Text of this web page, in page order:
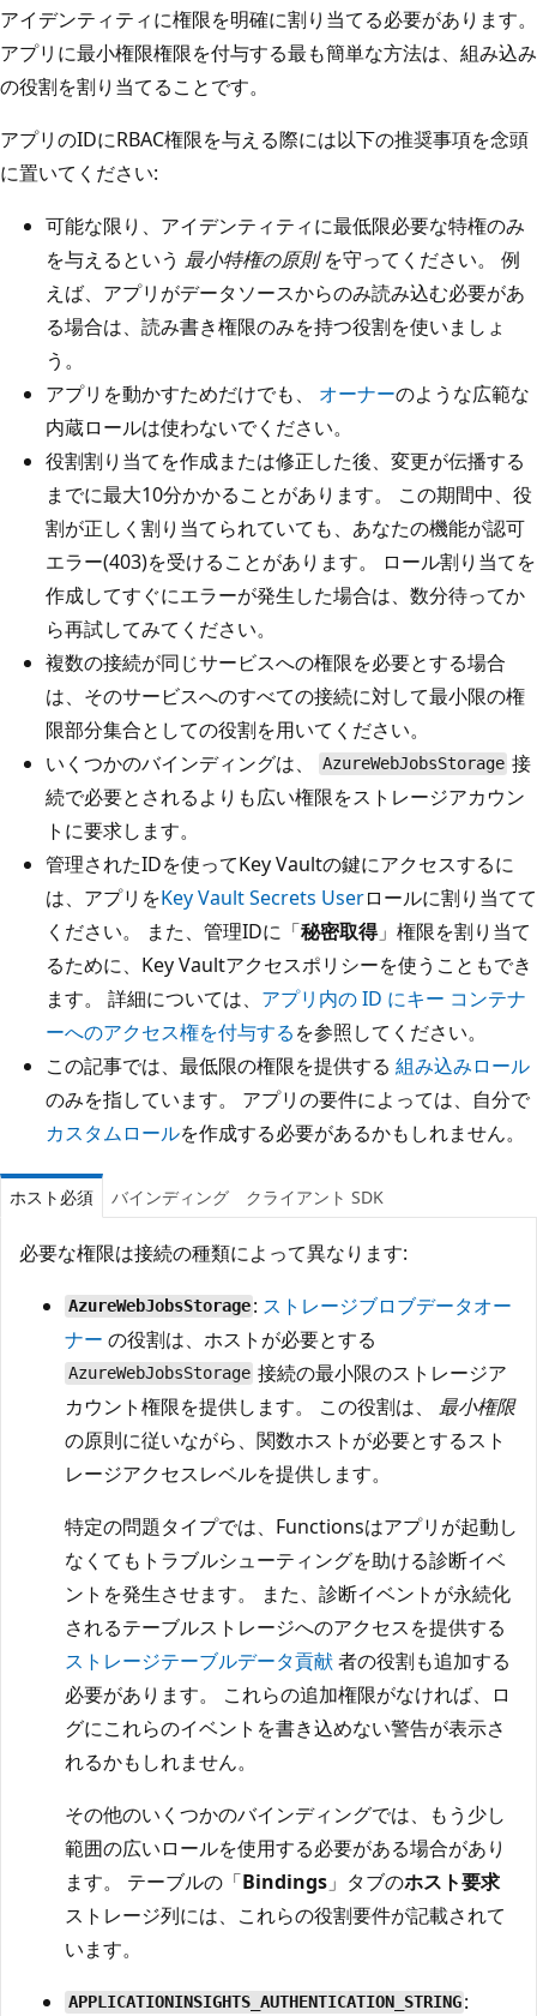
アイデンティティに権限を明確に割り当てる必要があります。
アプリに最小権限権限を付与する最も簡単な方法は、組み込み
の役割を割り当てることです。
アプリのIDにRBAC権限を与える際には以下の推奨事項を念頭
に置いてください:
可能な限り、アイデンティティに最低限必要な特権のみ
を与えるという 最小特権の原則を守ってください。 例
えば、アプリがデータソースからのみ読み込む必要があ
る場合は、読み書き権限のみを持つ役割を使いましょ
う。
アプリを動かすためだけでも、 オーナーのような広範な
内蔵ロールは使わないでください。
役割割り当てを作成または修正した後、変更が伝播する
までに最大10分かかることがあります。 この期間中、役
割が正しく割り当てられていても、あなたの機能が認可
エラー(403)を受けることがあります。 ロール割り当てを
作成してすぐにエラーが発生した場合は、数分待ってか
ら再試してみてください。
複数の接続が同じサービスへの権限を必要とする場合
は、そのサービスへのすべての接続に対して最小限の権
限部分集合としての役割を用いてください。
いくつかのバインディングは、
AzureWebJobsStorage 接
続で必要とされるよりも広い権限をストレージアカウン
トに要求します。
管理されたIDを使ってKey Vaultの鍵にアクセスするに
は、アプリをKey Vault Secrets Userロールに割り当てて
ください。 また、管理IDに「秘密取得」権限を割り当て
るために、Key Vaultアクセスポリシーを使うこともでき
ます。 詳細については、 アプリ内の ID にキー コンテナ
ーへのアクセス権を付与するを参照してください。
この記事では、最低限の権限を提供する 組み込みロール
のみを指しています。 アプリの要件によっては、自分で
カスタムロールを作成する必要があるかもしれません。
ホスト必須 バインディング クライアント SDK
必要な権限は接続の種類によって異なります:
AzureWebJobsStorage : ストレージブロブデータオー
ナー の役割は、ホストが必要とする
AzureWebJobsStorage 接続の最小限のストレージア
カウント権限を提供します。 この役割は、 最小権限
の原則に従いながら、関数ホストが必要とするスト
レージアクセスレベルを提供します。
特定の問題タイプでは、Functionsはアプリが起動し
なくてもトラブルシューティングを助ける診断イベ
ントを発生させます。 また、診断イベントが永続化
されるテーブルストレージへのアクセスを提供する
ストレージテーブルデータ貢献者の役割も追加する
必要があります。 これらの追加権限がなければ、ロ
グにこれらのイベントを書き込めない警告が表示さ
れるかもしれません。
その他のいくつかのバインディングでは、もう少し
範囲の広いロールを使用する必要がある場合があり
ます。 テーブルの「Bindings 」タブのホスト要求
ストレージ列には、これらの役割要件が記載されて
います。
APPLICATIONINSIGHTS_AUTHENTICATION_STRING :